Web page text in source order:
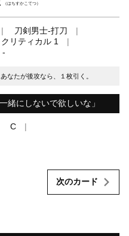
（はちすかこてつ）
刀剣男士-打刀
クリティカル 1
-
なたが後攻なら、１枚引く。
緒にしないで欲しいな」
C
次のカード